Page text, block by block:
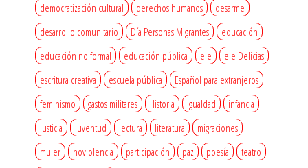
democratización cultural
derechos humanos
desarme
desarrollo comunitario
Día Personas Migrantes
educación
educación no formal
educación pública ele
ele Delicias
escritura creativa
escuela pública
Español para extranjeros
feminismo
gastos militares Historia igualdad
infancia
justicia
juventud lectura literatura
migraciones
mujer
noviolencia participación paz poesía
teatro